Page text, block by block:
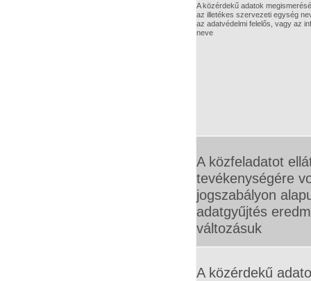
A közérdekű adatok
az illetékes szervezeti egység
az adatvédelmi felelős, vagy az
neve
A közfeladatot
tevékenységére
jogszabályon
adatgyűjtés
változásuk
A közérdekű